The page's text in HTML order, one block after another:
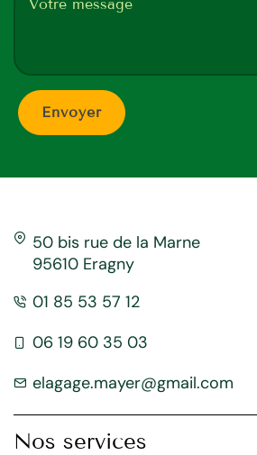
50 bis rue de la Marne
95610 Eragny
01 85 53 57 12
06 19 60 35 03
elagage.mayer@gmail.com
Nos services